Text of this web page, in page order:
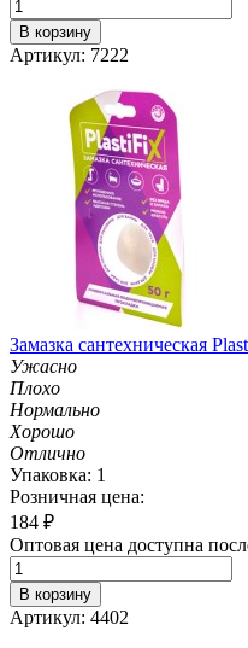
В корзину
Артикул: 7222
Замазка сантехническая
Ужасно
Плохо
Нормально
Хорошо
Отлично
Упаковка: 1
Розничная цена:
184 ₽
Оптовая цена доступна
В корзину
Артикул: 4402